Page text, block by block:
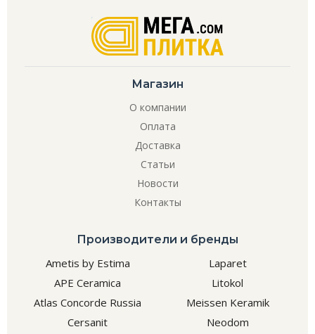
Магазин
О компании
Оплата
Доставка
Статьи
Новости
Контакты
Производители и бренды
Ametis by Estima
APE Ceramica
Atlas Concorde Russia
Cersanit
Laparet
Litokol
Meissen Keramik
Neodom